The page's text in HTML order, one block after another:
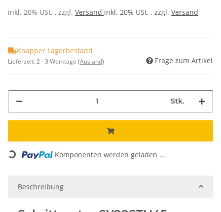
inkl. 20% USt. , zzgl. Versand inkl. 20% USt. , zzgl. Versand
Knapper Lagerbestand
Lieferzeit:2 - 3 Werktage (Ausland) Frage zum Artikel
Stk.
Loading... Komponenten werden geladen ...
Beschreibung